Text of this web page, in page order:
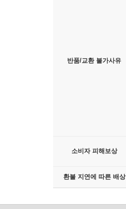
반품/교환 불가사유
소비자 피해보상
환불 지연에 따른 배상